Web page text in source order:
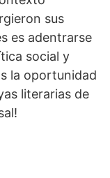
sus
es adentrarse
social y
la oportunidad
literarias de